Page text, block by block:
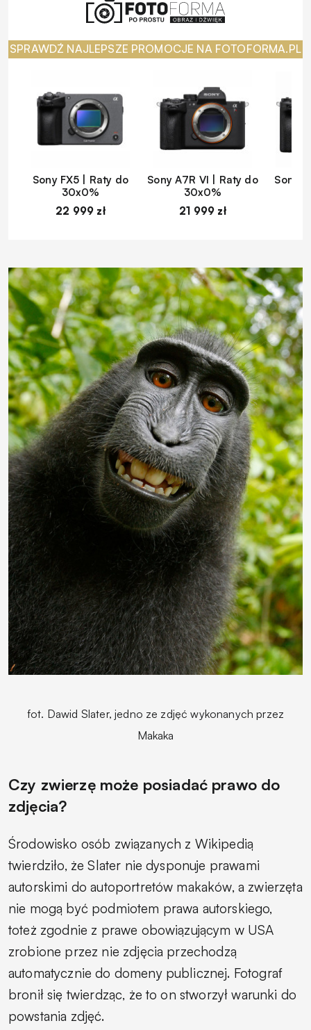
SPRAWDŹ NAJLEPSZE PROMOCJE NA FOTOFORMA.PL
Sony FX5 | Raty do
30x0%
22 999 zł
Sony A7R VI | Raty do
30x0%
21 999 zł
Sony
fot. Dawid Slater, jedno ze zdjęć wykonanych przez
Makaka
Czy zwierzę może posiadać prawo do
zdjęcia?
Środowisko osób związanych z Wikipedią
twierdziło, że Slater nie dysponuje prawami
autorskimi do autoportretów makaków, a zwierzęta
nie mogą być podmiotem prawa autorskiego,
toteż zgodnie z prawe obowiązującym w USA
zrobione przez nie zdjęcia przechodzą
automatycznie do domeny publicznej. Fotograf
bronił się twierdząc, że to on stworzył warunki do
powstania zdjęć.